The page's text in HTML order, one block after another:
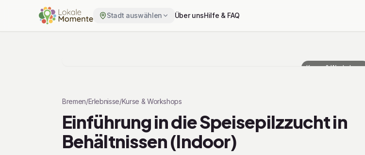
Stadt auswählen Über unsHilfe & FAQ
Kurse & Workshops
Bremen/Erlebnisse/Kurse & Workshops
Einführung in die Speisepilzzucht in
Behältnissen (Indoor)